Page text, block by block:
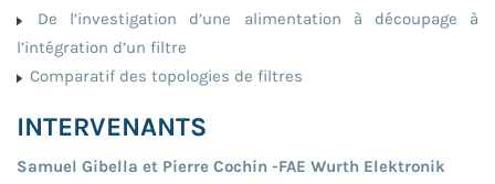
De l’investigation d’une alimentation à découpage à
l’intégration d’un filtre
Comparatif des topologies de filtres
INTERVENANTS
Samuel Gibella et Pierre Cochin -FAE Wurth Elektronik